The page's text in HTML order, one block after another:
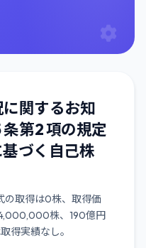
関するお知
条第2 項の規定
づく自己株
の取得は0株、取得価
株、190億円
得実績なし。